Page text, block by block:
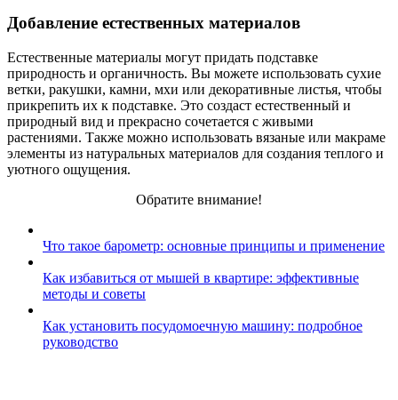
Добавление естественных материалов
Естественные материалы могут придать подставке
природность и органичность. Вы можете использовать сухие
ветки, ракушки, камни, мхи или декоративные листья, чтобы
прикрепить их к подставке. Это создаст естественный и
природный вид и прекрасно сочетается с живыми
растениями. Также можно использовать вязаные или макраме
элементы из натуральных материалов для создания теплого и
уютного ощущения.
Обратите внимание!
Что такое барометр: основные принципы и применение
Как избавиться от мышей в квартире: эффективные
методы и советы
Как установить посудомоечную машину: подробное
руководство